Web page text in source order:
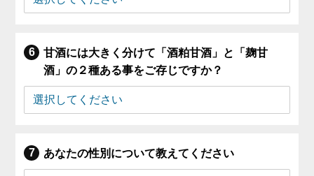
甘酒には大きく分けて「酒粕甘酒」と「麹甘
酒」の２種ある事をご存じですか？
あなたの性別について教えてください